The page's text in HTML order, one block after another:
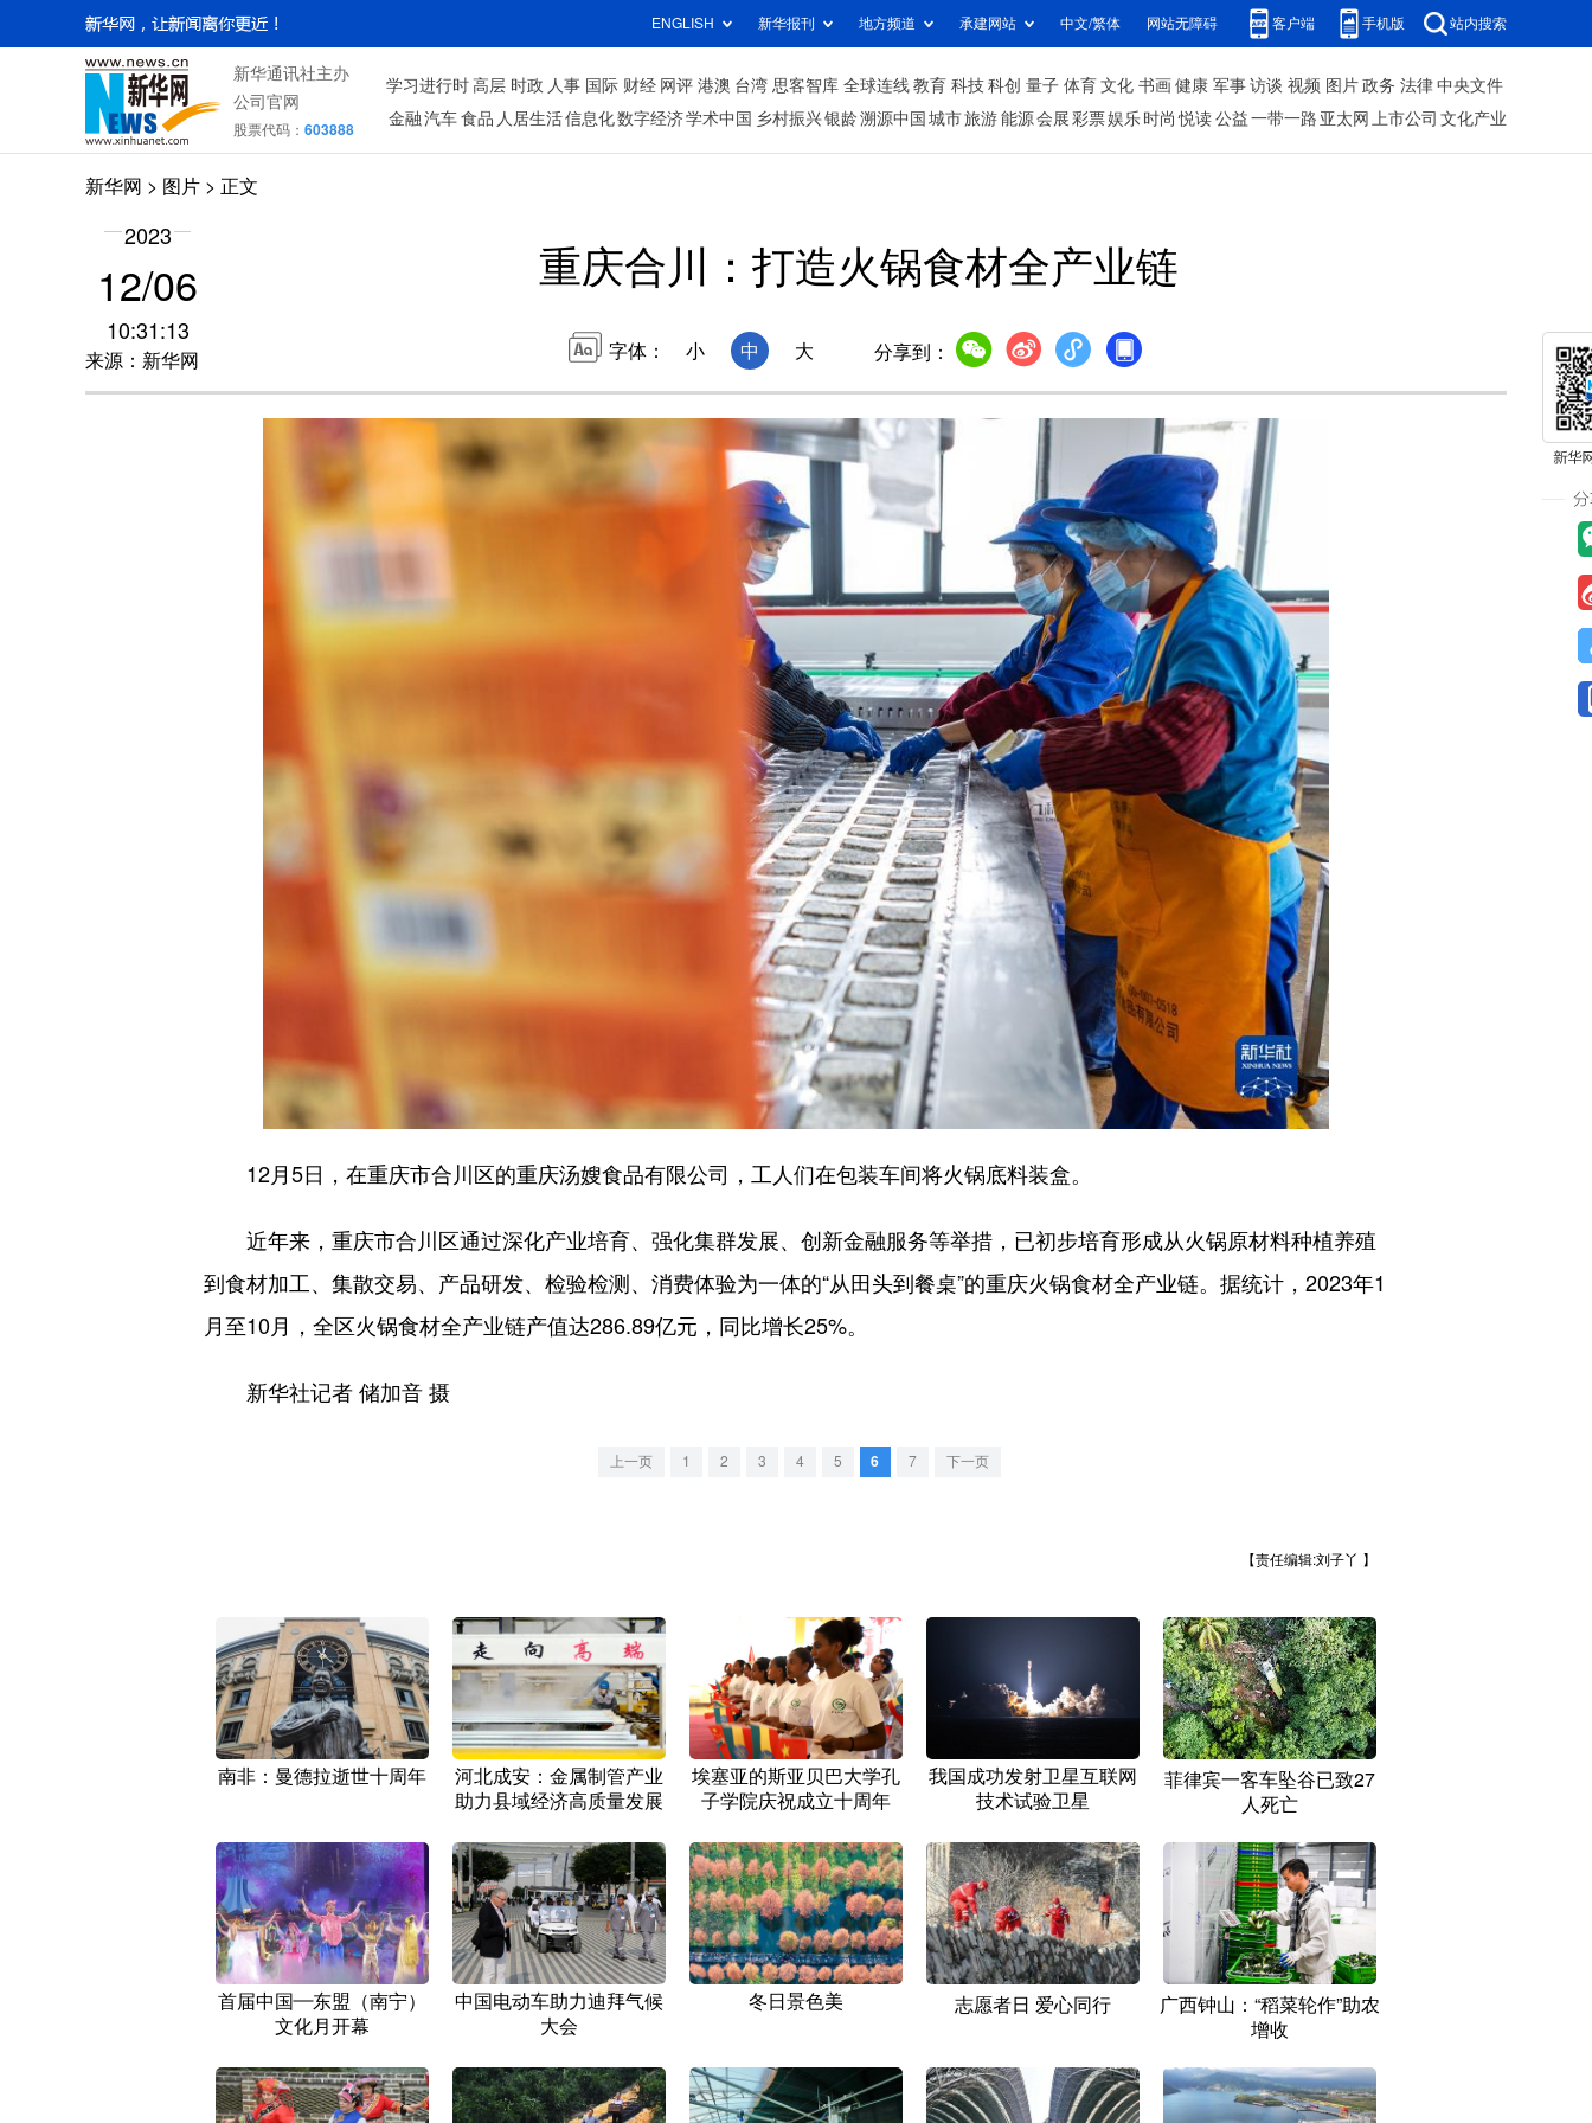
ENGLISH 新华报刊 地方频道 承建网站 中文/繁体 网站无障碍 客户端 手机版 站内搜索
新华通讯社主办
公司官网
股票代码： 603888
学习进行时 高层 时政 人事 国际 财经 网评 港澳 台湾 思客智库 全球连线 教育 科技 科创 量子 体育 文化 书画 健康 军事 访谈 视频 图片 政务 法律 中央文件
金融 汽车 食品 人居生活信息化数字经济学术中国 乡村振兴银龄溯源中国 城市旅游 能源 会展 彩票娱乐 时尚 悦读 公益 一带一路 亚太网 上市公司 文化产业
新华网 > 图片 > 正文
2023
12/06
10:31:13
来源：新华网
重庆合川：打造火锅食材全产业链
字体： 小 中 大 分享到：
12月5日，在重庆市合川区的重庆汤嫂食品有限公司，工人们在包装车间将火锅底料装盒。
近年来，重庆市合川区通过深化产业培育、强化集群发展、创新金融服务等举措，已初步培育形成从火锅原材料种植养殖
到食材加工、集散交易、产品研发、检验检测、消费体验为一体的“从田头到餐桌”的重庆火锅食材全产业链。据统计，2023年1
月至10月，全区火锅食材全产业链产值达286.89亿元，同比增长25%。
新华社记者 储加音 摄
上一页 1 2 3 4 5 6 7 下一页
【责任编辑:刘子丫 】
南非：曼德拉逝世十周年
河北成安：金属制管产业
助力县域经济高质量发展
埃塞亚的斯亚贝巴大学孔
子学院庆祝成立十周年
我国成功发射卫星互联网
技术试验卫星
菲律宾一客车坠谷已致27
人死亡
首届中国—东盟（南宁）
文化月开幕
中国电动车助力迪拜气候
大会
冬日景色美 志愿者日 爱心同行
广西钟山：“稻菜轮作”助农
增收